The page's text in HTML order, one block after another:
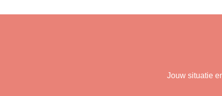
Jouw situatie